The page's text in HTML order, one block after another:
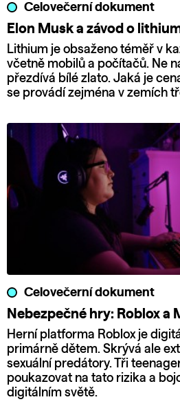
Celovečerní dokument
Elon Musk a závod o
Lithium je obsaženo téměř v
včetně mobilů a počítačů. Ne
přezdívá bílé zlato. Jaká je
se provádí zejména v zemích
Celovečerní dokument
Nebezpečné hry: Roblox a
Herní platforma Roblox je
primárně dětem. Skrývá ale
sexuální predátory. Tři
poukazovat na tato rizika a
digitálním světě.